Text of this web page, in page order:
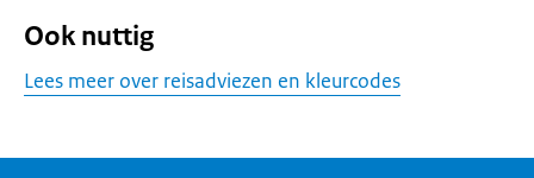
Ook nuttig
Lees meer over reisadviezen en kleurcodes